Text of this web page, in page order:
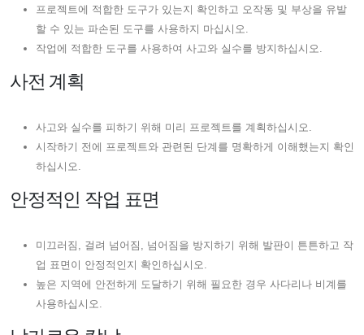
프로젝트에 적합한 도구가 있는지 확인하고 오작동 및 부상을 유발
할 수 있는 파손된 도구를 사용하지 마십시오.
작업에 적합한 도구를 사용하여 사고와 실수를 방지하십시오.
사전 계획
사고와 실수를 피하기 위해 미리 프로젝트를 계획하십시오.
시작하기 전에 프로젝트와 관련된 단계를 명확하게 이해했는지 확인
하십시오.
안정적인 작업 표면
미끄러짐, 걸려 넘어짐, 넘어짐을 방지하기 위해 발판이 튼튼하고 작
업 표면이 안정적인지 확인하십시오.
높은 지역에 안전하게 도달하기 위해 필요한 경우 사다리나 비계를
사용하십시오.